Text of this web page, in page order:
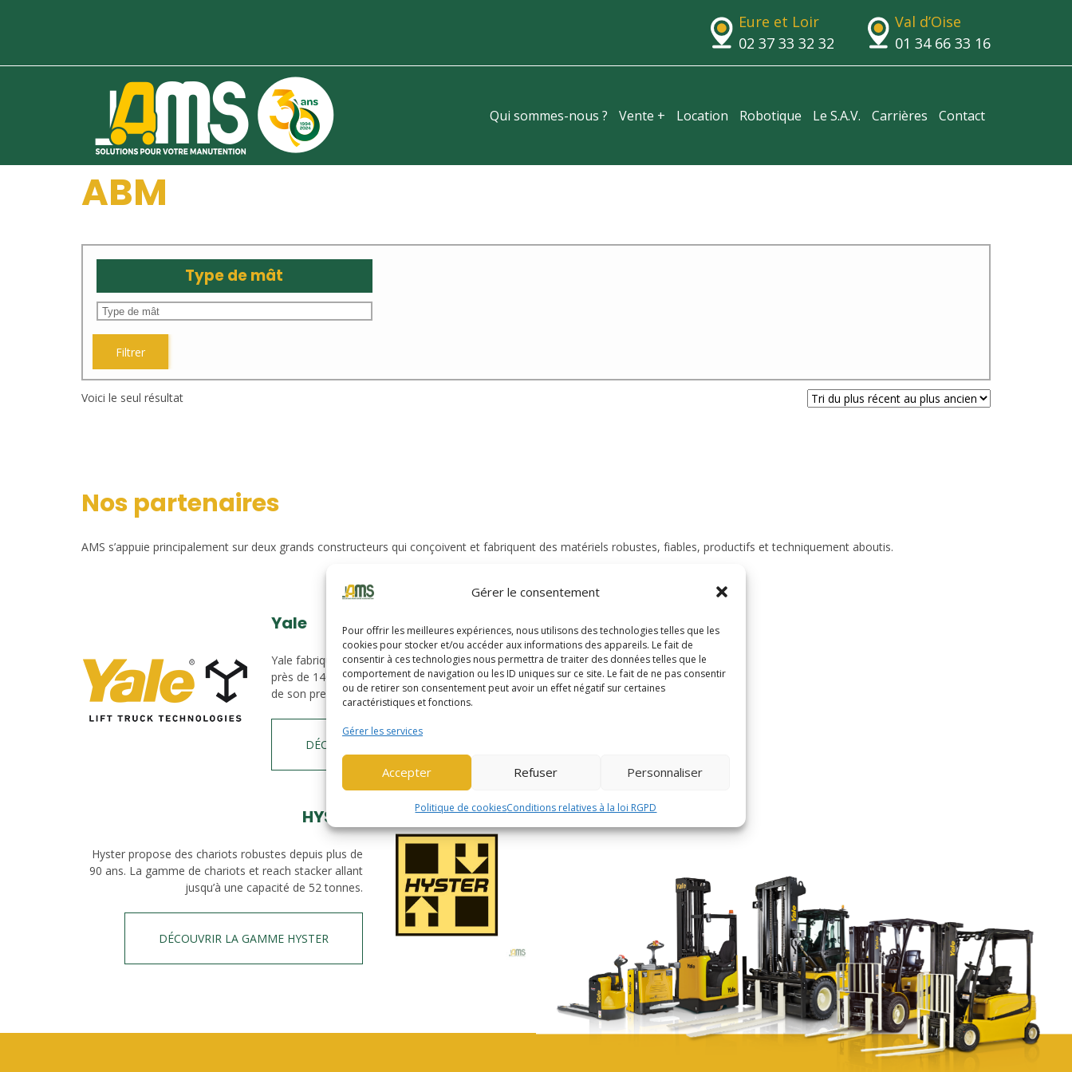
Gérer le consentement
Pour offrir les meilleures expériences, nous utilisons des technologies telles que les
cookies pour stocker et/ou accéder aux informations des appareils. Le fait de
consentir à ces technologies nous permettra de traiter des données telles que le
comportement de navigation ou les ID uniques sur ce site. Le fait de ne pas consentir
ou de retirer son consentement peut avoir un effet négatif sur certaines
caractéristiques et fonctions.
Gérer les services
Accepter Refuser Personnaliser
Politique de cookiesConditions relatives à la loi RGPD
Eure et Loir
02 37 33 32 32
Val d’Oise
01 34 66 33 16
Qui sommes-nous ? Vente + Location Robotique Le S.A.V. Carrières Contact
ABM
Type de mât
Filtrer
Voici le seul résultat
Nos partenaires
AMS s’appuie principalement sur deux grands constructeurs qui conçoivent et fabriquent des matériels robustes, fiables, productifs et techniquement aboutis.
Yale
Yale fabrique du matériel de manutention depuis
près de 140 ans. En 2020, Yale a fêté les 100 ans
de son premier chariot élévateur électrique.
DÉCOUVRIR LA GAMME YALE
HYSTER
Hyster propose des chariots robustes depuis plus de
90 ans. La gamme de chariots et reach stacker allant
jusqu’à une capacité de 52 tonnes.
DÉCOUVRIR LA GAMME HYSTER